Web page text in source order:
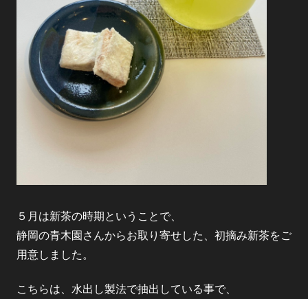
５月は新茶の時期ということで、
静岡の青木園さんからお取り寄せした、初摘み新茶をご
用意しました。
こちらは、水出し製法で抽出している事で、